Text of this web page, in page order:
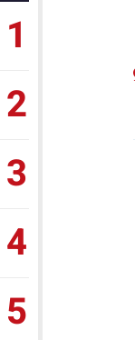
1
2
3
4
5